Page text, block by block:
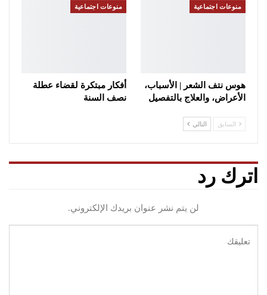
منوعات اجتماعية
هوس نتف الشعر | الأسباب،
الأعراض، والعلاج بالتفصيل
منوعات اجتماعية
أفكار مبتكرة لقضاء عطلة
نصف السنة
السابق التالي
اترك رد
لن يتم نشر عنوان بريدك الإلكتروني.